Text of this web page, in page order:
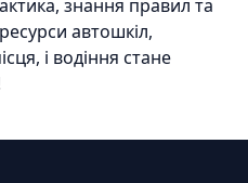
знання правил та
автошкіл,
і водіння стане